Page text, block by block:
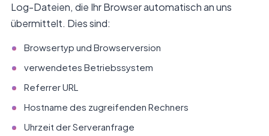
Log-Dateien, die Ihr Browser automatisch an uns
übermittelt. Dies sind:
Browsertyp und Browserversion
verwendetes Betriebssystem
Referrer URL
Hostname des zugreifenden Rechners
Uhrzeit der Serveranfrage